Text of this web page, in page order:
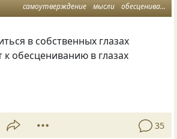
самоутверждение мысли обесценивание
в собственных глазах
к обесцениванию в глазах
35